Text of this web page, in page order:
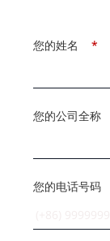
*
您的姓名
您的公司全称
您的电话号码